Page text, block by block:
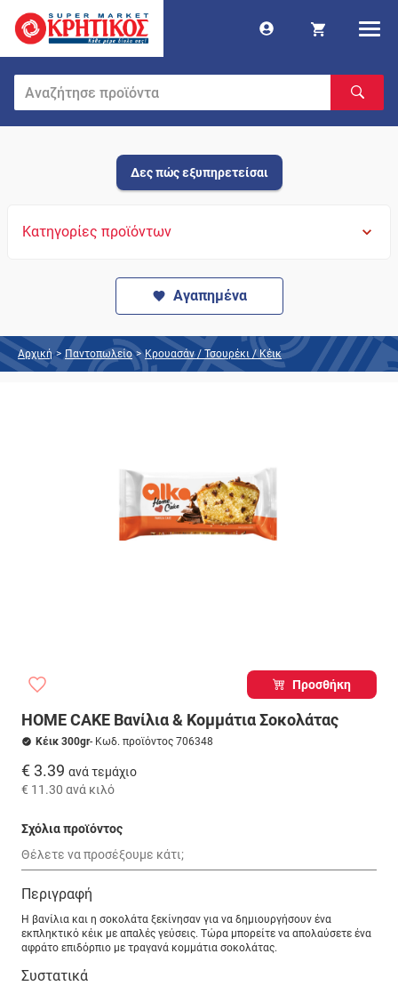
Δες πώς εξυπηρετείσαι
Κατηγορίες προϊόντων
Αγαπημένα
Αρχική > Παντοπωλείο > Κρουασάν / Τσουρέκι / Κέικ
Προσθήκη
HOME CAKE Βανίλια & Κομμάτια Σοκολάτας
Κέικ 300gr- Κωδ. προϊόντος 706348
€ 3.39 ανά τεμάχιο
€ 11.30 ανά κιλό
Σχόλια προϊόντος
Περιγραφή
Η βανίλια και η σοκολάτα ξεκίνησαν για να δημιουργήσουν ένα
εκπληκτικό κέικ με απαλές γεύσεις. Τώρα μπορείτε να απολαύσετε ένα
αφράτο επιδόρπιο με τραγανά κομμάτια σοκολάτας.
Συστατικά